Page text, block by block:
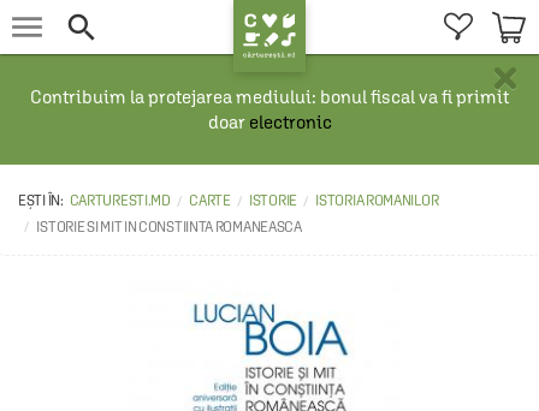
 
×
Contribuim la protejarea mediului: bonul fiscal va fi primit
doar electronic
CARTURESTI.MD CARTE ISTORIE
ISTORIA ROMANILOR
ISTORIE SI MIT IN CONSTIINTA ROMANEASCA